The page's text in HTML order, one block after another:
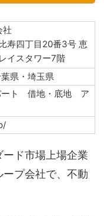
社
寿四丁目20番3号 恵
イスタワー7階
県・埼玉県
ート 借地・底地 ア
ド市場上場企業
プ会社で、不動